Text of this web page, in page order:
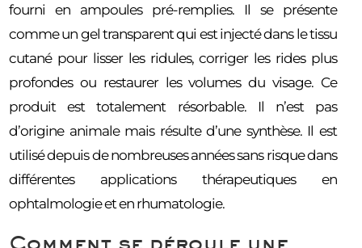
fourni en ampoules pré-remplies. Il se présente
comme un gel transparent qui est injecté dans le tissu
cutané pour lisser les ridules, corriger les rides plus
profondes ou restaurer les volumes du visage. Ce
produit est totalement résorbable. Il n’est pas
d’origine animale mais résulte d’une synthèse. Il est
utilisé depuis de nombreuses années sans risque dans
différentes applications thérapeutiques en
ophtalmologie et en rhumatologie.
Comment se déroule une